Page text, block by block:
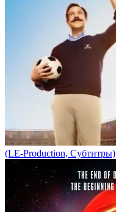
(LE-Production, Субтитры)